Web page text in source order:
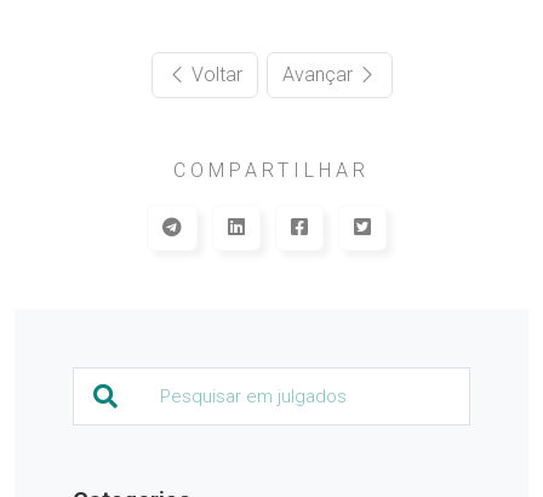
Voltar Avançar
COMPARTILHAR